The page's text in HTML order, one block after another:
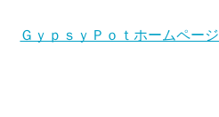
ＧｙｐｓｙＰｏｔホームページ